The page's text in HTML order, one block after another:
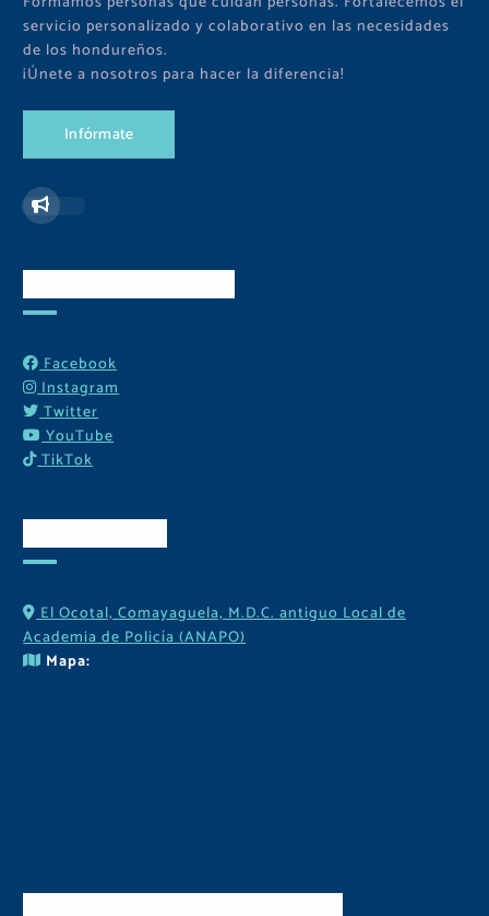
servicio personalizado y colaborativo en las necesidades
de los hondureños.
¡Únete a nosotros para hacer la diferencia!
Infórmate
Facebook
Instagram
Twitter
YouTube
TikTok
El Ocotal, Comayaguela, M.D.C. antiguo Local de
Academia de Policía (ANAPO)
Mapa: